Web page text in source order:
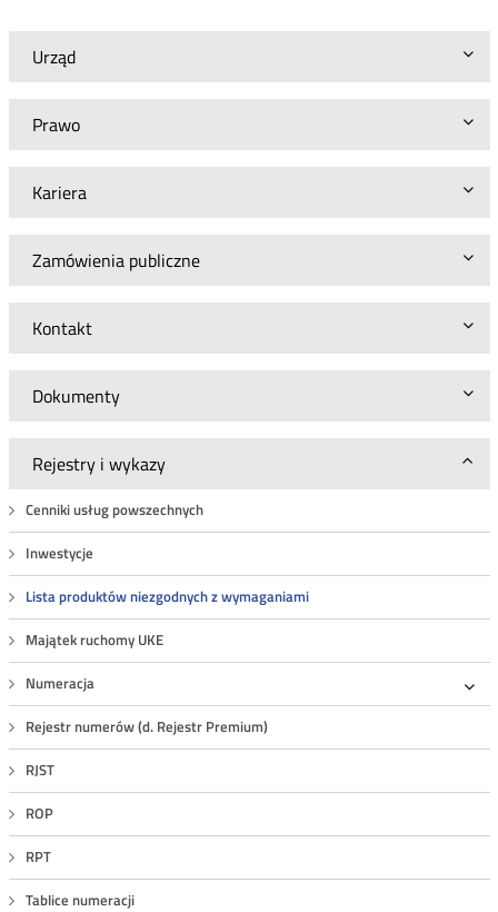
Urząd
Prawo
Kariera
Zamówienia publiczne
Kontakt
Dokumenty
Rejestry i wykazy
Cenniki usług powszechnych
Inwestycje
Lista produktów niezgodnych z wymaganiami
Majątek ruchomy UKE
Numeracja
Rejestr numerów (d. Rejestr Premium)
RJST
ROP
RPT
Tablice numeracji